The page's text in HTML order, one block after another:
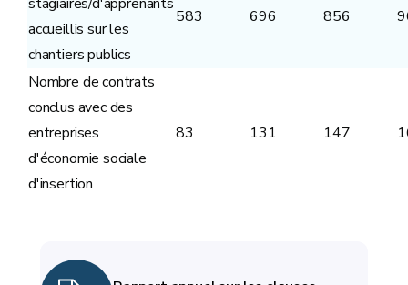
accueillis sur les
chantiers publics
583 696 856
Nombre de contrats
conclus avec des
entreprises
d'économie sociale
d'insertion
83 131 147